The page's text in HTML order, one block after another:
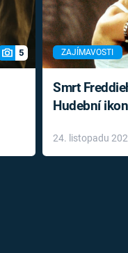
5 ZAJÍMAVOSTI
Smrt
Hudební
léky
24. listopadu